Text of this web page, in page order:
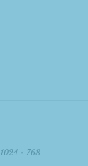
1024 × 768